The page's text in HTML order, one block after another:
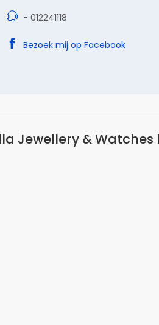
- 012241118
Bezoek mij op Facebook
Jewellery &